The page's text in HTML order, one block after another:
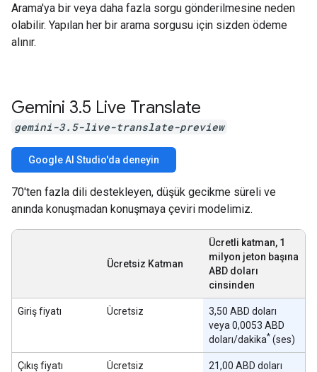
Arama'ya bir veya daha fazla sorgu gönderilmesine neden
olabilir. Yapılan her bir arama sorgusu için sizden ödeme
alınır.
Gemini 3.5 Live Translate
gemini-3.5-live-translate-preview
Google AI Studio'da deneyin
70'ten fazla dili destekleyen, düşük gecikme süreli ve
anında konuşmadan konuşmaya çeviri modelimiz.
Ücretsiz Katman
Ücretli katman, 1
milyon jeton başına
ABD doları
cinsinden
Giriş fiyatı Ücretsiz
3,50 ABD doları
veya 0,0053 ABD
doları/dakika* (ses)
Çıkış fiyatı
Ücretsiz
21,00 ABD doları